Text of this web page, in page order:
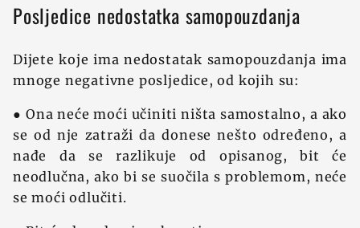
Posljedice nedostatka samopouzdanja
Dijete koje ima nedostatak samopouzdanja ima
mnoge negativne posljedice, od kojih su:
● Ona neće moći učiniti ništa samostalno, a ako
se od nje zatraži da donese nešto određeno, a
nađe da se razlikuje od opisanog, bit će
neodlučna, ako bi se suočila s problemom, neće
se moći odlučiti.